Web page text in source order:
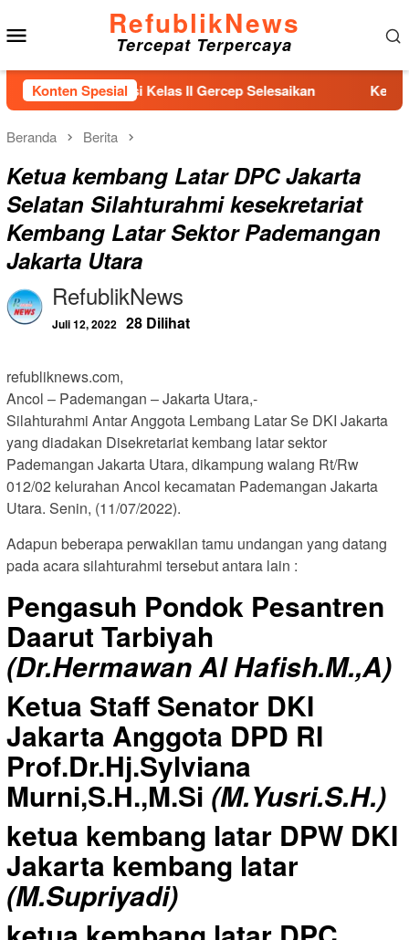
ke
konten
RefublikNews
Tercepat Terpercaya
Konten Spesial
Imigrasi Kelas II Gercep Selesaikan Keluarga
Beranda Berita
Ketua kembang Latar DPC Jakarta
Selatan Silahturahmi kesekretariat
Kembang Latar Sektor Pademangan
Jakarta Utara
RefublikNews
Juli 12, 2022 28 Dilihat
refubliknews.com,
Ancol – Pademangan – Jakarta Utara,-
Silahturahmi Antar Anggota Lembang Latar Se DKI Jakarta
yang diadakan Disekretariat kembang latar sektor
Pademangan Jakarta Utara, dikampung walang Rt/Rw
012/02 kelurahan Ancol kecamatan Pademangan Jakarta
Utara. Senin, (11/07/2022).
Adapun beberapa perwakilan tamu undangan yang datang
pada acara silahturahmi tersebut antara lain :
Pengasuh Pondok Pesantren
Daarut Tarbiyah
(Dr.Hermawan Al Hafish.M.,A)
Ketua Staff Senator DKI
Jakarta Anggota DPD RI
Prof.Dr.Hj.Sylviana
Murni,S.H.,M.Si (M.Yusri.S.H.)
ketua kembang latar DPW DKI
Jakarta kembang latar
(M.Supriyadi)